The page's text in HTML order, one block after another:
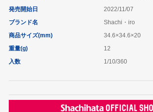
発売開始日
2022/11/07
ブランド名
Shachi・iro
商品サイズ(mm)
34.6×34.6×20
重量(g)
12
入数
1/10/360